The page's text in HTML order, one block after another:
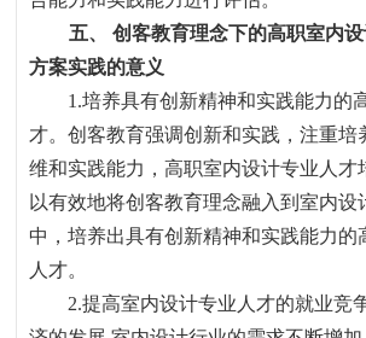
五、
创客教育理念下的高职室内
方案实践的意义
1.培养具有创新精神和实践能力的
才。创客教育强调创新和实践 ，注重培
维和实践能力 ，高职室内设计专业人才
以有效地将创客教育理念融入到室内设
中 ，培养出具有创新精神和实践能力的
人才。
2.提高室内设计专业人才的就业竞